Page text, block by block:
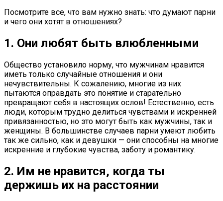
Посмотрите все, что вам нужно знать: что думают парни
и чего они хотят в отношениях?
1. Они любят быть влюбленными
Общество установило норму, что мужчинам нравится
иметь только случайные отношения и они
нечувствительны. К сожалению, многие из них
пытаются оправдать это понятие и старательно
превращают себя в настоящих ослов! Естественно, есть
люди, которым трудно делиться чувствами и искренней
привязанностью, но это могут быть как мужчины, так и
женщины. В большинстве случаев парни умеют любить
так же сильно, как и девушки — они способны на многие
искренние и глубокие чувства, заботу и романтику.
2. Им не нравится, когда ты
держишь их на расстоянии